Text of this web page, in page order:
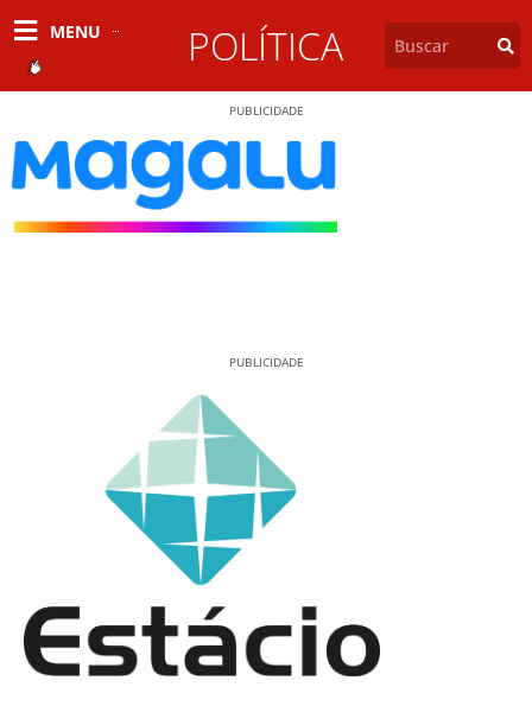
MENU POLÍTICA
PUBLICIDADE
PUBLICIDADE